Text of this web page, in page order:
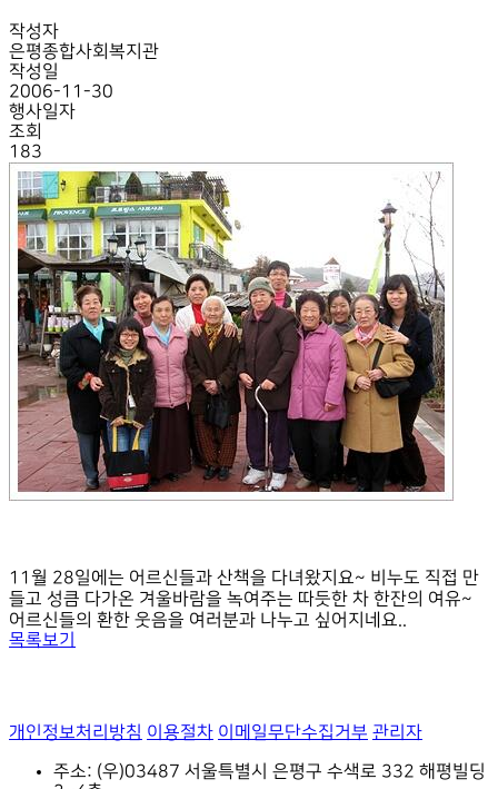
작성자
은평종합사회복지관
작성일
2006-11-30
행사일자
조회
183
11월 28일에는 어르신들과 산책을 다녀왔지요~ 비누도 직접 만
들고 성큼 다가온 겨울바람을 녹여주는 따듯한 차 한잔의 여유~
어르신들의 환한 웃음을 여러분과 나누고 싶어지네요..
목록보기
개인정보처리방침 이용절차 이메일무단수집거부 관리자
주소: (우)03487 서울특별시 은평구 수색로 332 해평빌딩